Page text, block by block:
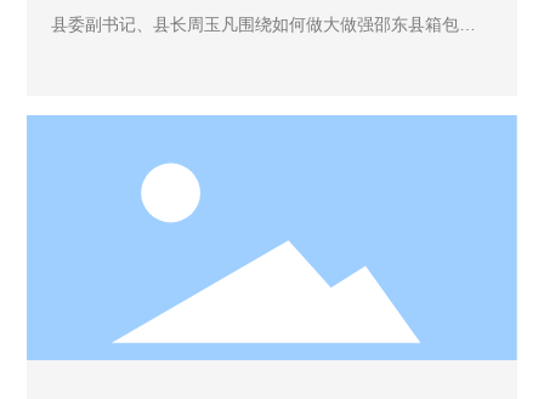
县委副书记、县长周玉凡围绕如何做大做强邵东县箱包产